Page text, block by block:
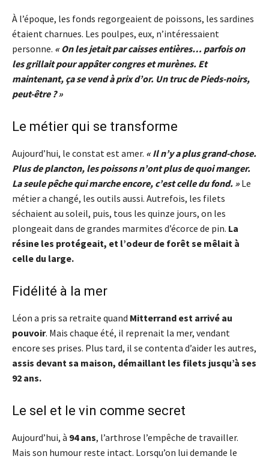
À l’époque, les fonds regorgeaient de poissons, les sardines
étaient charnues. Les poulpes, eux, n’intéressaient
personne. « On les jetait par caisses entières… parfois on
les grillait pour appâter congres et murènes. Et
maintenant, ça se vend à prix d’or. Un truc de Pieds-noirs,
peut-être ? »
Le métier qui se transforme
Aujourd’hui, le constat est amer. « Il n’y a plus grand-chose.
Plus de plancton, les poissons n’ont plus de quoi manger.
La seule pêche qui marche encore, c’est celle du fond. » Le
métier a changé, les outils aussi. Autrefois, les filets
séchaient au soleil, puis, tous les quinze jours, on les
plongeait dans de grandes marmites d’écorce de pin. La
résine les protégeait, et l’odeur de forêt se mêlait à
celle du large.
Fidélité à la mer
Léon a pris sa retraite quand Mitterrand est arrivé au
pouvoir. Mais chaque été, il reprenait la mer, vendant
encore ses prises. Plus tard, il se contenta d’aider les autres,
assis devant sa maison, démaillant les filets jusqu’à ses
92 ans.
Le sel et le vin comme secret
Aujourd’hui, à 94 ans, l’arthrose l’empêche de travailler.
Mais son humour reste intact. Lorsqu’on lui demande le